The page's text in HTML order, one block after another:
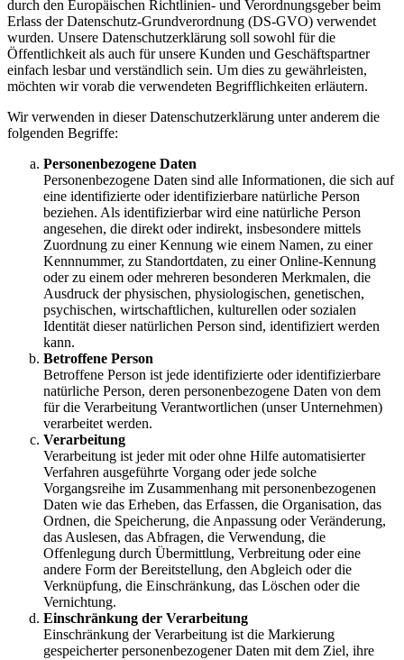
durch den Europäischen Richtlinien- und Verordnungsgeber beim
Erlass der Datenschutz-Grundverordnung (DS-GVO) verwendet
wurden. Unsere Datenschutzerklärung soll sowohl für die
Öffentlichkeit als auch für unsere Kunden und Geschäftspartner
einfach lesbar und verständlich sein. Um dies zu gewährleisten,
möchten wir vorab die verwendeten Begrifflichkeiten erläutern.
Wir verwenden in dieser Datenschutzerklärung unter anderem die
folgenden Begriffe:
Personenbezogene Daten
Personenbezogene Daten sind alle Informationen, die sich auf
eine identifizierte oder identifizierbare natürliche Person
beziehen. Als identifizierbar wird eine natürliche Person
angesehen, die direkt oder indirekt, insbesondere mittels
Zuordnung zu einer Kennung wie einem Namen, zu einer
Kennnummer, zu Standortdaten, zu einer Online-Kennung
oder zu einem oder mehreren besonderen Merkmalen, die
Ausdruck der physischen, physiologischen, genetischen,
psychischen, wirtschaftlichen, kulturellen oder sozialen
Identität dieser natürlichen Person sind, identifiziert werden
kann.
Betroffene Person
Betroffene Person ist jede identifizierte oder identifizierbare
natürliche Person, deren personenbezogene Daten von dem
für die Verarbeitung Verantwortlichen (unser Unternehmen)
verarbeitet werden.
Verarbeitung
Verarbeitung ist jeder mit oder ohne Hilfe automatisierter
Verfahren ausgeführte Vorgang oder jede solche
Vorgangsreihe im Zusammenhang mit personenbezogenen
Daten wie das Erheben, das Erfassen, die Organisation, das
Ordnen, die Speicherung, die Anpassung oder Veränderung,
das Auslesen, das Abfragen, die Verwendung, die
Offenlegung durch Übermittlung, Verbreitung oder eine
andere Form der Bereitstellung, den Abgleich oder die
Verknüpfung, die Einschränkung, das Löschen oder die
Vernichtung.
Einschränkung der Verarbeitung
Einschränkung der Verarbeitung ist die Markierung
gespeicherter personenbezogener Daten mit dem Ziel, ihre